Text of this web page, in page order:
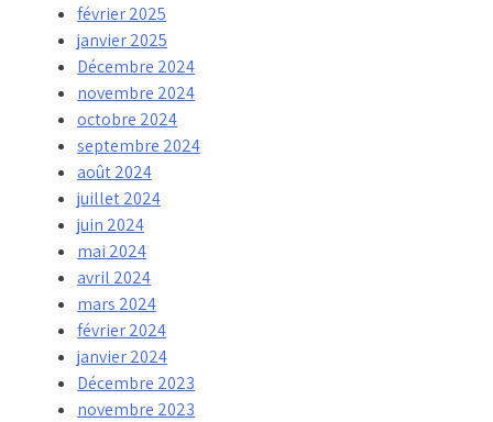
février 2025
janvier 2025
Décembre 2024
novembre 2024
octobre 2024
septembre 2024
août 2024
juillet 2024
juin 2024
mai 2024
avril 2024
mars 2024
février 2024
janvier 2024
Décembre 2023
novembre 2023